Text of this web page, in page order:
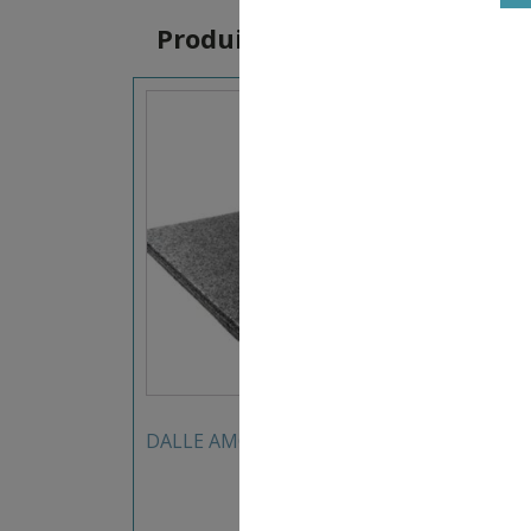
Produits similaires
DALLE AMORTISSANTE 25MM